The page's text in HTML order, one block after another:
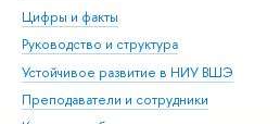
Цифры и факты
Руководство и структура
Устойчивое развитие в НИУ ВШЭ
Преподаватели и сотрудники